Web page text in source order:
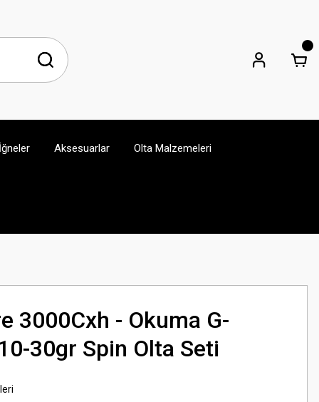
Aksesuarlar Olta Malzemeleri
3000Cxh - Okuma G-
30gr Spin Olta Seti